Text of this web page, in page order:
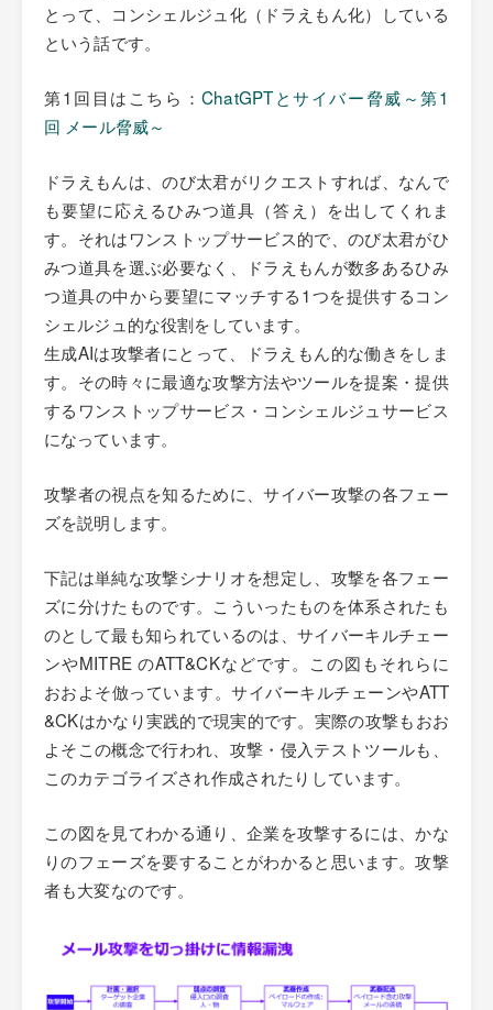
とって、コンシェルジュ化（ドラえもん化）している
という話です。
第1回目はこちら：ChatGPTとサイバー脅威～第1
回 メール脅威～
ドラえもんは、のび太君がリクエストすれば、なんで
も要望に応えるひみつ道具（答え）を出してくれま
す。それはワンストップサービス的で、のび太君がひ
みつ道具を選ぶ必要なく、ドラえもんが数多あるひみ
つ道具の中から要望にマッチする1つを提供するコン
シェルジュ的な役割をしています。
生成AIは攻撃者にとって、ドラえもん的な働きをしま
す。その時々に最適な攻撃方法やツールを提案・提供
するワンストップサービス・コンシェルジュサービス
になっています。
攻撃者の視点を知るために、サイバー攻撃の各フェー
ズを説明します。
下記は単純な攻撃シナリオを想定し、攻撃を各フェー
ズに分けたものです。こういったものを体系されたも
のとして最も知られているのは、サイバーキルチェー
ンやMITRE のATT&CKなどです。この図もそれらに
おおよそ倣っています。サイバーキルチェーンやATT
&CKはかなり実践的で現実的です。実際の攻撃もおお
よそこの概念で行われ、攻撃・侵入テストツールも、
このカテゴライズされ作成されたりしています。
この図を見てわかる通り、企業を攻撃するには、かな
りのフェーズを要することがわかると思います。攻撃
者も大変なのです。